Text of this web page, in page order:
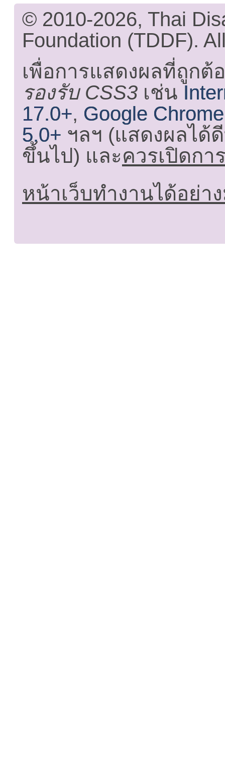
© 2010-2026, Thai
Foundation (TDDF).
เพื่อการแสดงผลที่ถูกต้
รองรับ CSS3 เช่น
17.0+, Google
5.0+ ฯลฯ (แสดงผลได้
ขึ้นไป) และควรเปิดกา
หน้าเว็บทำงานได้อย่า